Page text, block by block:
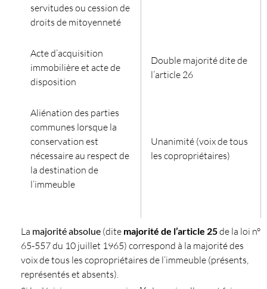
servitudes ou cession de
droits de mitoyenneté
Acte d’acquisition
immobilière et acte de
disposition
Double majorité dite de
l’article 26
Aliénation des parties
communes lorsque la
conservation est
nécessaire au respect de
la destination de
l’immeuble
Unanimité (voix de tous
les copropriétaires)
La majorité absolue (dite majorité de l’article 25de la loi n°
65-557 du 10 juillet 1965) correspond à la majorité des
voix de tous les copropriétaires de l’immeuble (présents,
représentés et absents).